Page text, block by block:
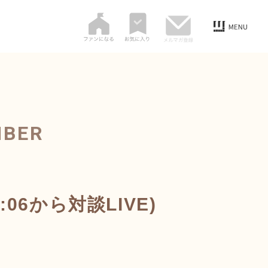
から対談LIVE)